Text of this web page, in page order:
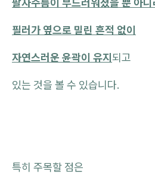
팔자주름이 부드러워졌을 뿐 아
필러가 옆으로 밀린 흔적 없이
자연스러운 윤곽이 유지되고
있는 것을 볼 수 있습니다.
특히 주목할 점은